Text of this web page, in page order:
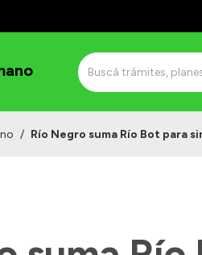
/ Río Negro suma Río Bot para